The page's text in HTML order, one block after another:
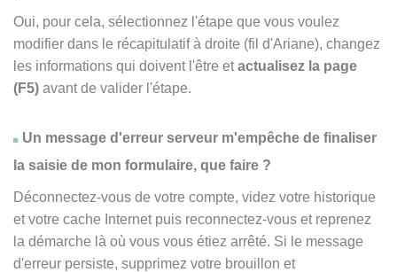
Oui, pour cela, sélectionnez l'étape que vous voulez
modifier dans le récapitulatif à droite (fil d'Ariane), changez
les informations qui doivent l'être etactualisez la page
(F5) avant de valider l'étape.
Un message d'erreur serveur m'empêche de finaliser
la saisie de mon formulaire, que faire ?
Déconnectez-vous de votre compte, videz votre historique
et votre cache Internet puis reconnectez-vous et reprenez
la démarche là où vous vous étiez arrêté. Si le message
d'erreur persiste, supprimez votre brouillon et